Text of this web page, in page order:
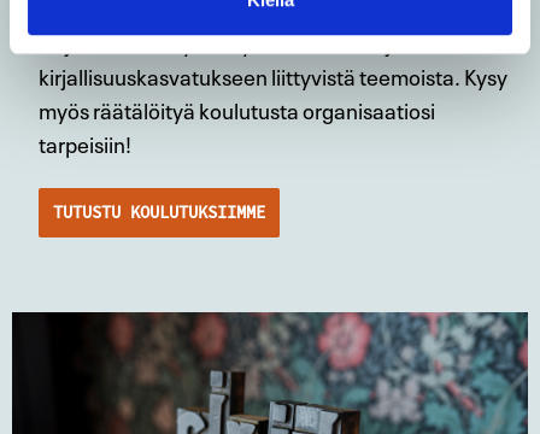
Järjestämme täydennyskoulutuksia ajankohtaisista
kirjallisuuskasvatukseen liittyvistä teemoista. Kysy
myös räätälöityä koulutusta organisaatiosi
tarpeisiin!
TUTUSTU KOULUTUKSIIMME